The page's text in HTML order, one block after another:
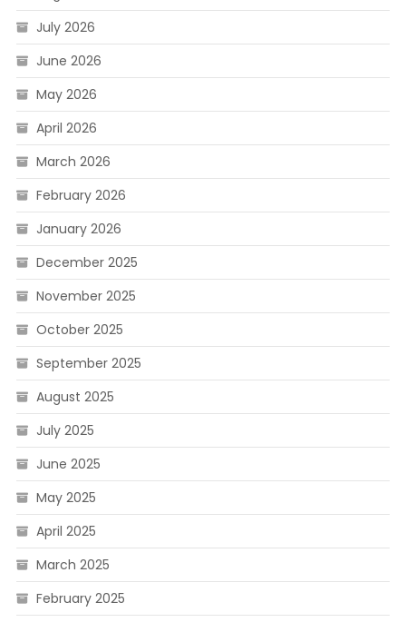
July 2026
June 2026
May 2026
April 2026
March 2026
February 2026
January 2026
December 2025
November 2025
October 2025
September 2025
August 2025
July 2025
June 2025
May 2025
April 2025
March 2025
February 2025